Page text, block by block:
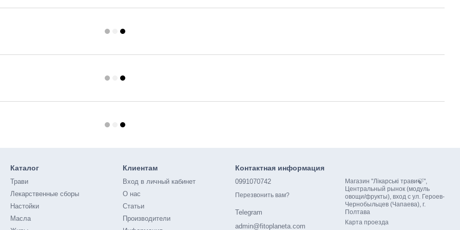
Каталог
Трави
Лекарственные сборы
Настойки
Масла
Клиентам
Вход в личный кабинет
О нас
Статьи
Производители
Контактная информация
0991070742
Перезвонить вам?
Telegram
admin@fitoplaneta.com
Магазин "Лікарські трави🍃",
Центральный рынок (модуль
овощи/фрукты), вход с ул. Героев-
Чернобыльцев (Чапаева), г.
Полтава
Карта проезда